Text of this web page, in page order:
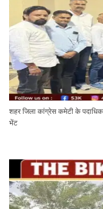
शहर जिला कांग्रेस कमेटी के
भेंट